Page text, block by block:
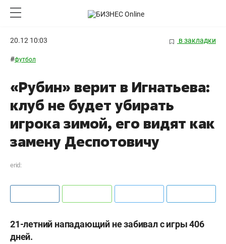
20.12 10:03 в закладки
#футбол
«Рубин» верит в Игнатьева:
клуб не будет убирать
игрока зимой, его видят как
замену Деспотовичу
erid:
21-летний нападающий не забивал с игры 406
дней.